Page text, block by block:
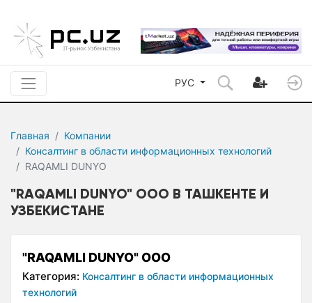
РУС
Главная
Компании
Консалтинг в области информационных технологий
RAQAMLI DUNYO
"RAQAMLI DUNYO" ООО В ТАШКЕНТЕ И
УЗБЕКИСТАНЕ
"RAQAMLI DUNYO" ООО
Категория: Консалтинг в области информационных
технологий